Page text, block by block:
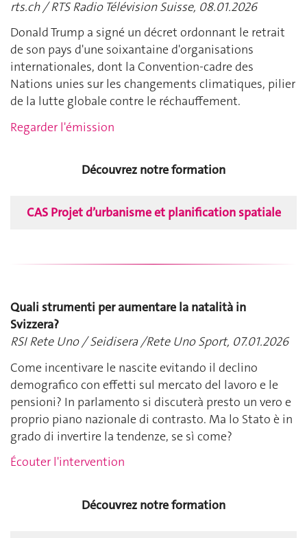
rts.ch / RTS Radio Télévision Suisse, 08.01.2026
Donald Trump a signé un décret ordonnant le retrait
de son pays d'une soixantaine d'organisations
internationales, dont la Convention-cadre des
Nations unies sur les changements climatiques, pilier
de la lutte globale contre le réchauffement.
Regarder l'émission
Découvrez notre formation
CAS Projet d’urbanisme et planification spatiale
Quali strumenti per aumentare la natalità in
Svizzera?
RSI Rete Uno / Seidisera /Rete Uno Sport, 07.01.2026
Come incentivare le nascite evitando il declino
demografico con effetti sul mercato del lavoro e le
pensioni? In parlamento si discuterà presto un vero e
proprio piano nazionale di contrasto. Ma lo Stato è in
grado di invertire la tendenze, se sì come?
Écouter l'intervention
Découvrez notre formation